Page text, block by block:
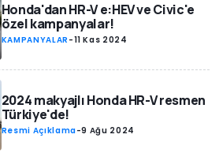
Honda'dan HR-V e:HEV ve Civic'e
özel kampanyalar!
KAMPANYALAR -11 Kas 2024
2024 makyajlı Honda HR-V resmen
Türkiye'de!
Resmi Açıklama-9 Ağu 2024